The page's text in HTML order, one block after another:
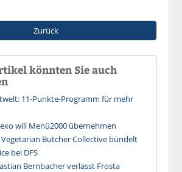
Zurück
könnten Sie auch
11-Punkte-Programm für mehr
will Menü2000 übernehmen
Vegetarian Butcher Collective bündelt
bei DFS
Bernbacher verlässt Frosta